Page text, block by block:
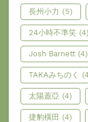
長州小力 (5)
24小時不準笑 (4)
Josh Barnett (4)
TAKAみちのく
太陽蓋亞 (4)
捷豹橫田 (4)